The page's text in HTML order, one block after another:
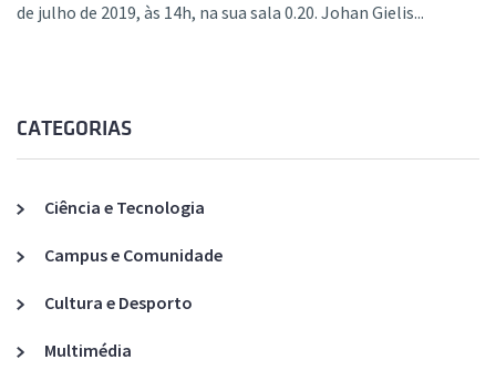
de julho de 2019, às 14h, na sua sala 0.20. Johan Gielis...
CATEGORIAS
Ciência e Tecnologia
Campus e Comunidade
Cultura e Desporto
Multimédia